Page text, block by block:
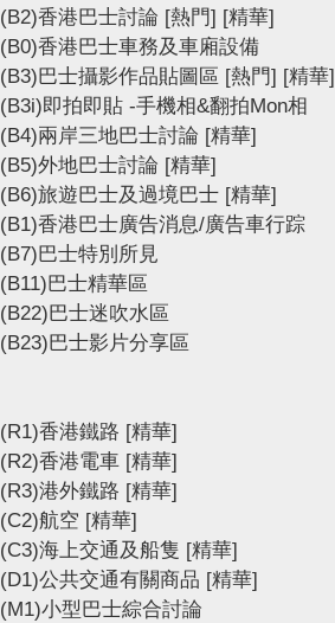
(B2)香港巴士討論 [熱門] [精華]
(B0)香港巴士車務及車廂設備
(B3)巴士攝影作品貼圖區 [熱門] [精華]
(B3i)即拍即貼 -手機相&翻拍Mon相
(B4)兩岸三地巴士討論 [精華]
(B5)外地巴士討論 [精華]
(B6)旅遊巴士及過境巴士 [精華]
(B1)香港巴士廣告消息/廣告車行踪
(B7)巴士特別所見
(B11)巴士精華區
(B22)巴士迷吹水區
(B23)巴士影片分享區
(R1)香港鐵路 [精華]
(R2)香港電車 [精華]
(R3)港外鐵路 [精華]
(C2)航空 [精華]
(C3)海上交通及船隻 [精華]
(D1)公共交通有關商品 [精華]
(M1)小型巴士綜合討論